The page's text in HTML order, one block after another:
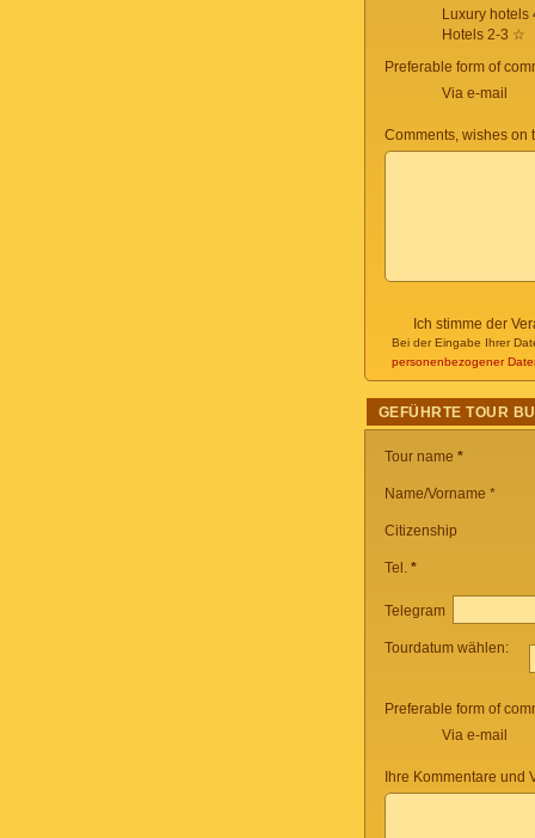
Luxury
Hotels 2-3 ☆
Preferable form of
Via e-mail
Comments, wishes on
Ich stimme der
Bei der Eingabe Ihrer
personenbezogener
GEFÜHRTE TOUR
Tour name *
Name/Vorname *
Citizenship
Tel. *
Telegram
Tourdatum wählen:
Preferable form of
Via e-mail
Ihre Kommentare und